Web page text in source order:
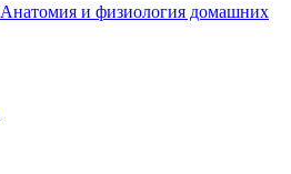
Анатомия и физиология домашних